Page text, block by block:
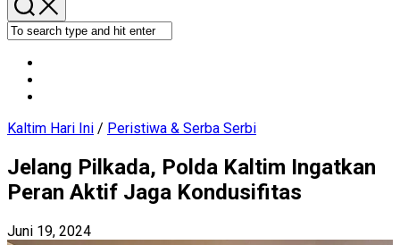
Kaltim Hari Ini / Peristiwa & Serba Serbi
Jelang Pilkada, Polda Kaltim Ingatkan
Peran Aktif Jaga Kondusifitas
Juni 19, 2024